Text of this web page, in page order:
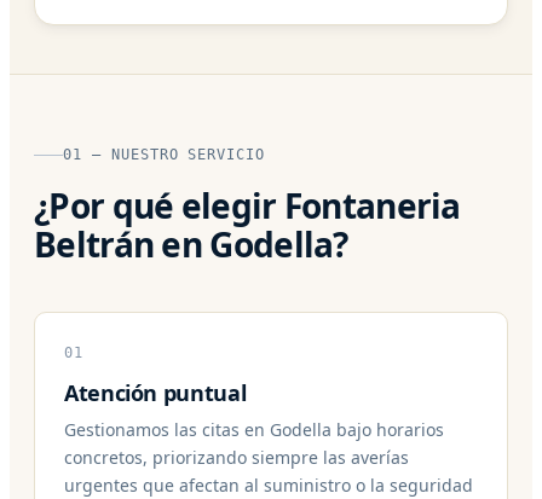
01 — NUESTRO SERVICIO
¿Por qué elegir Fontaneria
Beltrán en Godella?
01
Atención puntual
Gestionamos las citas en Godella bajo horarios
concretos, priorizando siempre las averías
urgentes que afectan al suministro o la seguridad